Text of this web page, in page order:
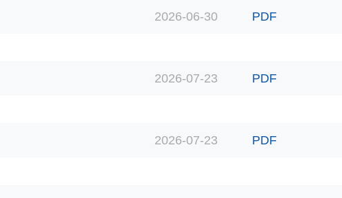
PDF
2026-06-30
PDF
2026-07-23
PDF
2026-07-23